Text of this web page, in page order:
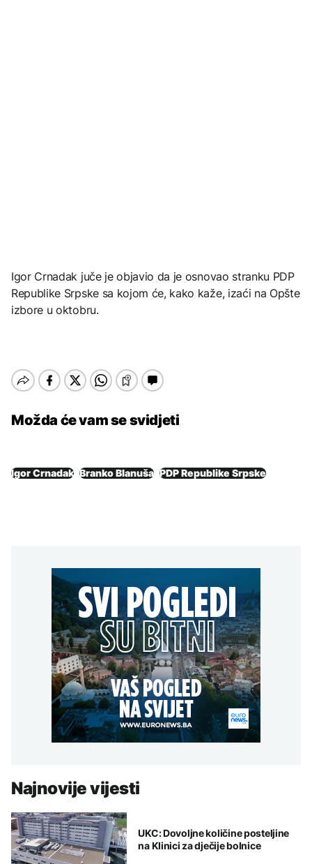
Igor Crnadak juče je objavio da je osnovao stranku PDP
Republike Srpske sa kojom će, kako kaže, izaći na Opšte
izbore u oktobru.
Možda će vam se svidjeti
Igor Crnadak Branko Blanuša PDP Republike Srpske
Najnovije vijesti
UKC: Dovoljne količine posteljine
na Klinici za dječije bolnice